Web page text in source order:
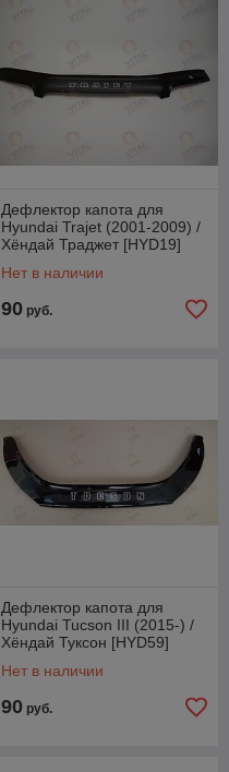
Дефлектор капота для
Hyundai Trajet (2001-2009) /
Хёндай Траджет [HYD19]
Нет в наличии
90 руб.
Дефлектор капота для
Hyundai Tucson III (2015-) /
Хёндай Туксон [HYD59]
Нет в наличии
90 руб.